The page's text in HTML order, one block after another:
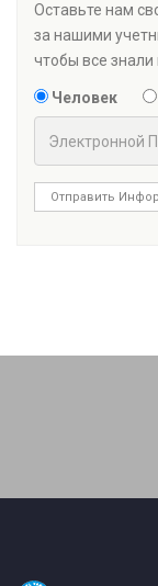
Оставьте нам
за нашими
чтобы все
Человек
Отправить